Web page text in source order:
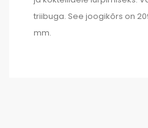
triibuga. See joogikõrs on
mm.